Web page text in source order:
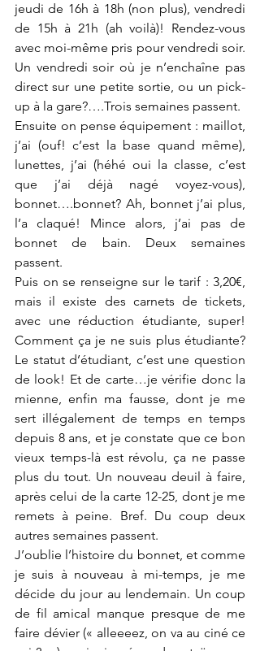
jeudi de 16h à 18h (non plus), vendredi
de 15h à 21h (ah voilà)! Rendez-vous
avec moi-même pris pour vendredi soir.
Un vendredi soir où je n’enchaîne pas
direct sur une petite sortie, ou un pick-
up à la gare?….Trois semaines passent.
Ensuite on pense équipement : maillot,
j’ai (ouf! c’est la base quand même),
lunettes, j’ai (héhé oui la classe, c’est
que j’ai déjà nagé voyez-vous),
bonnet….bonnet? Ah, bonnet j’ai plus,
l’a claqué! Mince alors, j’ai pas de
bonnet de bain. Deux semaines
passent.
Puis on se renseigne sur le tarif : 3,20€,
mais il existe des carnets de tickets,
avec une réduction étudiante, super!
Comment ça je ne suis plus étudiante?
Le statut d’étudiant, c’est une question
de look! Et de carte…je vérifie donc la
mienne, enfin ma fausse, dont je me
sert illégalement de temps en temps
depuis 8 ans, et je constate que ce bon
vieux temps-là est révolu, ça ne passe
plus du tout. Un nouveau deuil à faire,
après celui de la carte 12-25, dont je me
remets à peine. Bref. Du coup deux
autres semaines passent.
J’oublie l’histoire du bonnet, et comme
je suis à nouveau à mi-temps, je me
décide du jour au lendemain. Un coup
de fil amical manque presque de me
faire dévier (« alleeeez, on va au ciné ce